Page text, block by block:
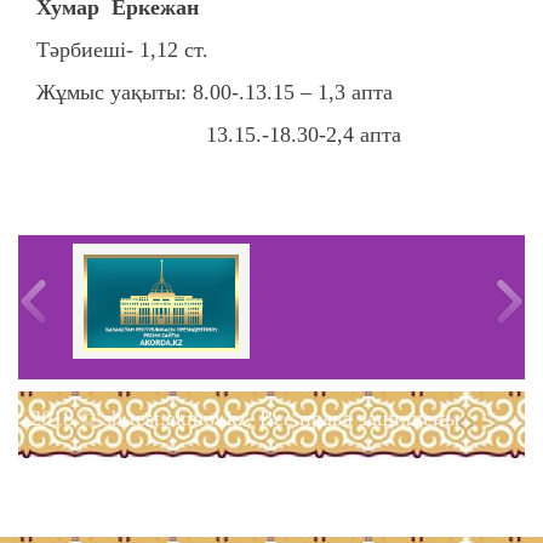
Хумар Еркежан
Тәрбиеші- 1,12 ст.
Жұмыс уақыты: 8.00-.13.15 – 1,3 апта
13.15.-18.30-2,4 апта
2018 © sh-test.akmol.kz. Все права защищены